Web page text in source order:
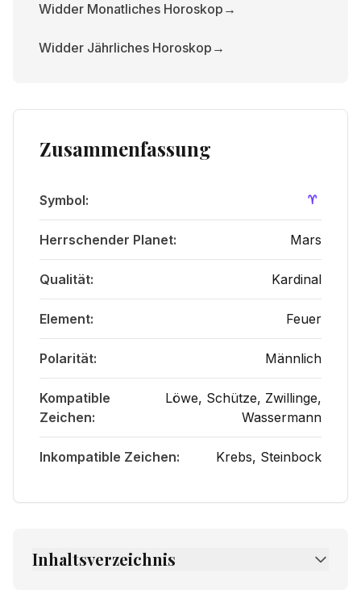
Widder Monatliches Horoskop →
Widder Jährliches Horoskop →
Zusammenfassung
Symbol: A
Herrschender Planet: Mars
Qualität: Kardinal
Element: Feuer
Polarität: Männlich
Kompatible
Zeichen:
Löwe, Schütze, Zwillinge,
Wassermann
Inkompatible Zeichen: Krebs, Steinbock
Inhaltsverzeichnis